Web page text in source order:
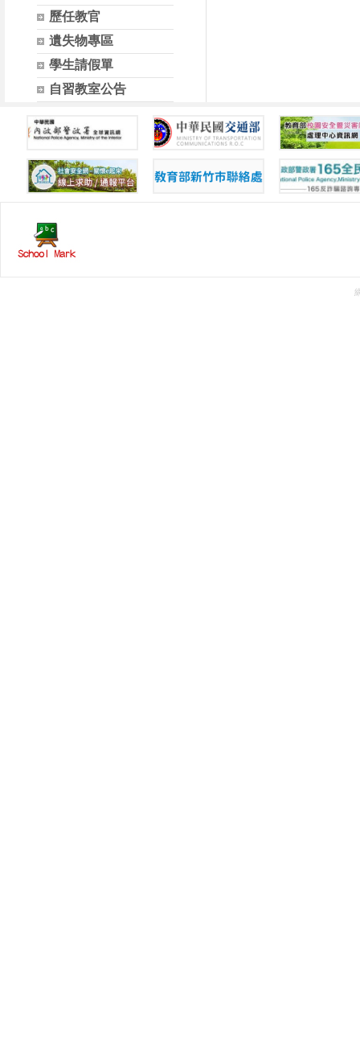
歷任教官
遺失物專區
學生請假單
自習教室公告